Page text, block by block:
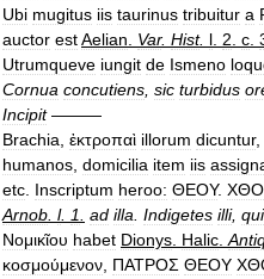
Ubi mugitus iis taurinus tribuitur a
auctor estAelian Var. Hist. l 2 c
Utrumqueve iungit de Ismeno
Cornua concutiens sic turbidus
Incipit———
Brachia ἐκτροπαὶ illorum dicuntur,
humanos domicilia item iis
etc Inscriptum heroo: ΘΕΟΥ.
Arnob l. 1 ad illa Indigetes illi, qui
Νομικῖου habet Dionys Halic
κοσμούμενον ΠΑΤΡΟΣ ΘΕΟΥ